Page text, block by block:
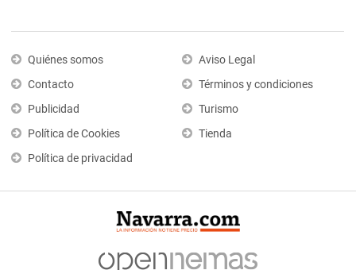
Quiénes somos
Contacto
Publicidad
Política de Cookies
Política de privacidad
Aviso Legal
Términos y condiciones
Turismo
Tienda